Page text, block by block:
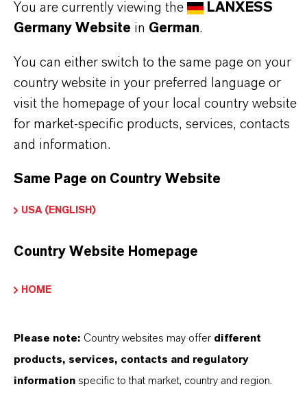
Als führendes Spezialchemieunternehmen bieten
wir weit mehr als nur hochwertige Produkte: Wir
stehen für Zuverlässigkeit, Innovationskraft und
partnerschaftliches Denken. Im Mittelpunkt
unseres Handelns stehen jedoch Sie: unsere
Kunden. Unsere Kunden profitieren von
maßgeschneiderten Lösungen, globaler Präsenz
finden Sie gleich elf überzeugende Gründe, warum
LANXESS der richtige Partner für Ihr Unternehmen
Partner für Ihr Unternehmen ist
You are currently viewing the
LANXESS
Germany Website in German.
You can either switch to the same page on your
country website in your preferred language or
visit the homepage of your local country website
for market-specific products, services, contacts
and information.
Same Page on Country Website
USA (ENGLISH)
Country Website Homepage
HOME
Please note: Country websites may offer different
products, services, contacts and regulatory
information specific to that market, country and region.